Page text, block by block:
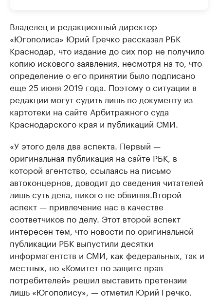
Владелец и редакционный директор
«Югополиса» Юрий Гречко рассказал РБК
Краснодар, что издание до сих пор не получило
копию искового заявления, несмотря на то, что
определение о его принятии было подписано
еще 25 июня 2019 года. Поэтому о ситуации в
редакции могут судить лишь по документу из
картотеки на сайте Арбитражного суда
Краснодарского края и публикаций СМИ.
«У этого дела два аспекта. Первый —
оригинальная публикация на сайте РБК, в
которой агентство, ссылаясь на письмо
автоконцернов, доводит до сведения читателей
лишь суть дела, никого не обвиняя.Второй
аспект — привлечение нас в качестве
соответчиков по делу. Этот второй аспект
интересен тем, что новости по оригинальной
публикации РБК выпустили десятки
информагентств и СМИ, как федеральных, так и
местных, но «Комитет по защите прав
потребителей» решил выставить претензии
лишь «Югополису», — отметил Юрий Гречко.